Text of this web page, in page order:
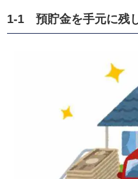
1-1 預貯金を手元に残